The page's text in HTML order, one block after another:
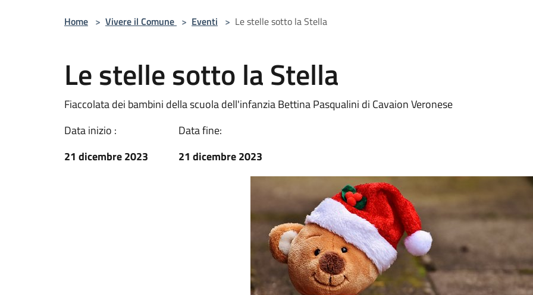
Home > Vivere il Comune > Eventi > Le stelle sotto la Stella
Le stelle sotto la Stella
Fiaccolata dei bambini della scuola dell'infanzia Bettina Pasqualini di Cavaion Veronese
Data inizio :
21 dicembre 2023
Data fine:
21 dicembre 2023